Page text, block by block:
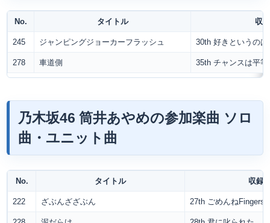
No. タイトル 収
245 ジャンピングジョーカーフラッシュ 30th 好きというの
278 車道側 35th チャンスは平等
乃木坂46 筒井あやめの参加楽曲 ソロ
曲・ユニット曲
No. タイトル 収録
222 ざぶんざざぶん 27th ごめんねFingers